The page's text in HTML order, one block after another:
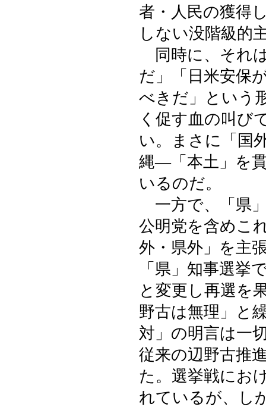
者・人民の獲得
しない没階級的
同時に、それ
だ」「日米安保
べきだ」という
く促す血の叫び
い。まさに「国
縄―「本土」を
いるのだ。
一方で、「県
公明党を含めこ
外・県外」を主
「県」知事選挙
と変更し再選を
野古は無理」と
対」の明言は一
従来の辺野古推
た。選挙戦にお
れているが、し